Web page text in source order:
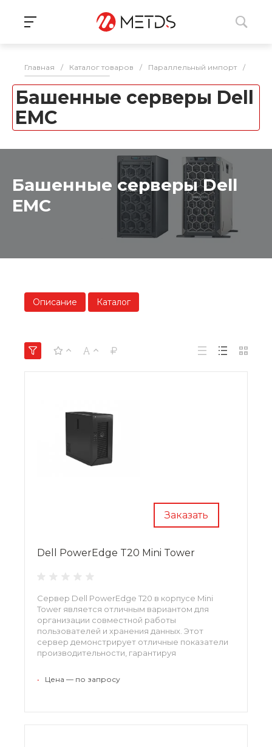
Главная / Каталог товаров / Параллельный импорт /
Башенные серверы Dell
EMC
Башенные серверы Dell
EMC
Описание Каталог
Заказать
Dell PowerEdge T20 Mini Tower
Сервер Dell PowerEdge T20 в корпусе Mini
Tower является отличным вариантом для
организации совместной работы
пользователей и хранения данных. Этот
сервер демонстрирует отличные показатели
производительности, гарантируя
размерами и характеризуется низким уровнем
• Цена — по запросу